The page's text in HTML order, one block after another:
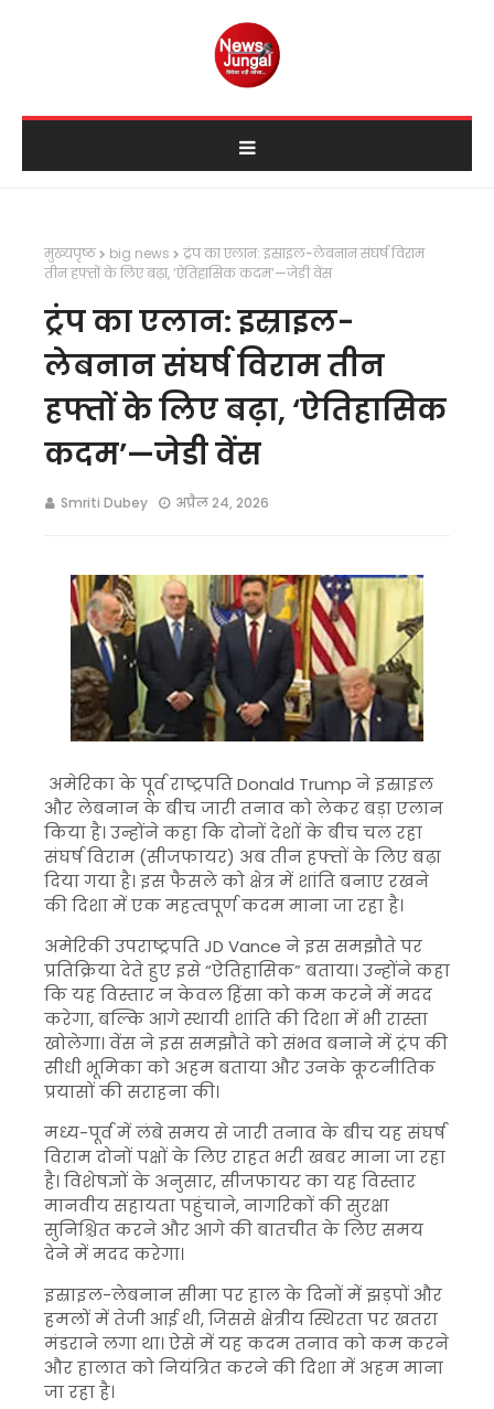
मुख्यपृष्ठ big news
ट्रंप का एलान: इस्राइल-लेबनान संघर्ष विराम
तीन हफ्तों के लिए बढ़ा, ‘ऐतिहासिक कदम’—जेडी वेंस
ट्रंप का एलान: इस्राइल-
लेबनान संघर्ष विराम तीन
हफ्तों के लिए बढ़ा, ‘ऐतिहासिक
कदम’—जेडी वेंस
Smriti Dubey अप्रैल 24, 2026
अमेरिका के पूर्व राष्ट्रपतिDonald Trump ने इस्राइल
और लेबनान के बीच जारी तनाव को लेकर बड़ा एलान
किया है। उन्होंने कहा कि दोनों देशों के बीच चल रहा
संघर्ष विराम (सीजफायर) अब तीन हफ्तों के लिए बढ़ा
दिया गया है। इस फैसले को क्षेत्र में शांति बनाए रखने
की दिशा में एक महत्वपूर्ण कदम माना जा रहा है।
अमेरिकी उपराष्ट्रपतिJD Vance ने इस समझौते पर
प्रतिक्रिया देते हुए इसे “ऐतिहासिक” बताया। उन्होंने कहा
कि यह विस्तार न केवल हिंसा को कम करने में मदद
करेगा, बल्कि आगे स्थायी शांति की दिशा में भी रास्ता
खोलेगा। वेंस ने इस समझौते को संभव बनाने में ट्रंप की
सीधी भूमिका को अहम बताया और उनके कूटनीतिक
प्रयासों की सराहना की।
मध्य-पूर्व में लंबे समय से जारी तनाव के बीच यह संघर्ष
विराम दोनों पक्षों के लिए राहत भरी खबर माना जा रहा
है। विशेषज्ञों के अनुसार, सीजफायर का यह विस्तार
मानवीय सहायता पहुंचाने, नागरिकों की सुरक्षा
सुनिश्चित करने और आगे की बातचीत के लिए समय
देने में मदद करेगा।
इस्राइल-लेबनान सीमा पर हाल के दिनों में झड़पों और
हमलों में तेजी आई थी, जिससे क्षेत्रीय स्थिरता पर खतरा
मंडराने लगा था। ऐसे में यह कदम तनाव को कम करने
और हालात को नियंत्रित करने की दिशा में अहम माना
जा रहा है।